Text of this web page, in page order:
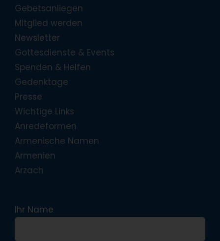
Gebetsanliegen
Mitglied werden
Newsletter
Gottesdienste & Events
Spenden & Helfen
Gedenktage
Presse
Wichtige Links
Anredeformen
Armenische Namen
Armenien
Arzach
Ihr Name